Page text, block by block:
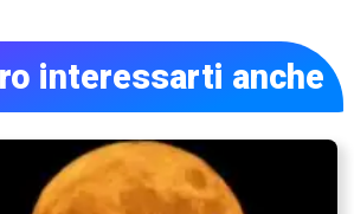
interessarti anche